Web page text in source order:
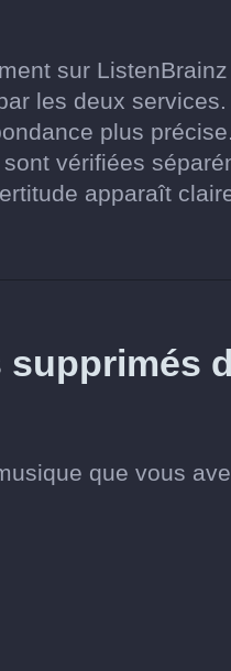
sur
les deux
plus
vérifiées
apparaît
que vous